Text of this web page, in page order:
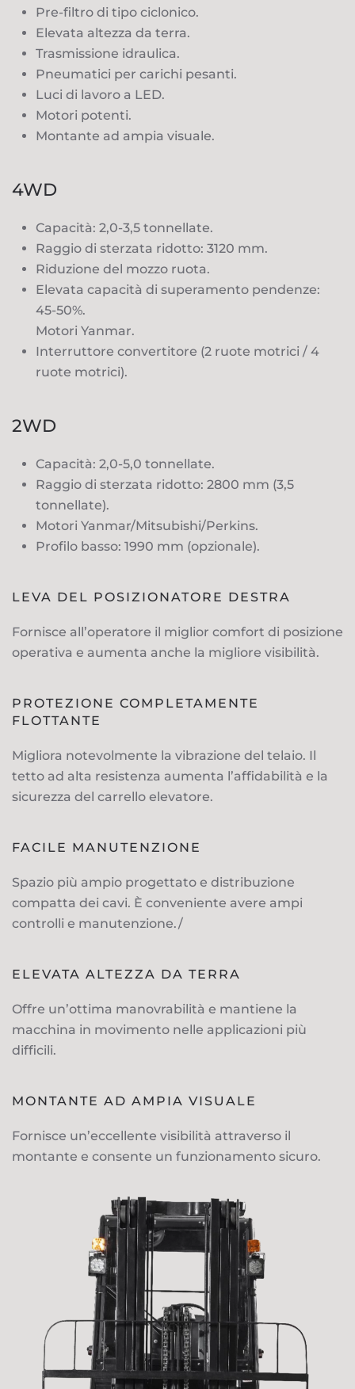
Pre-filtro di tipo ciclonico.
Elevata altezza da terra.
Trasmissione idraulica.
Pneumatici per carichi pesanti.
Luci di lavoro a LED.
Motori potenti.
Montante ad ampia visuale.
4WD
Capacità: 2,0-3,5 tonnellate.
Raggio di sterzata ridotto: 3120 mm.
Riduzione del mozzo ruota.
Elevata capacità di superamento pendenze:
45-50%.
Motori Yanmar.
Interruttore convertitore (2 ruote motrici / 4
ruote motrici).
2WD
Capacità: 2,0-5,0 tonnellate.
Raggio di sterzata ridotto: 2800 mm (3,5
tonnellate).
Motori Yanmar/Mitsubishi/Perkins.
Profilo basso: 1990 mm (opzionale).
LEVA DEL POSIZIONATORE DESTRA
Fornisce all’operatore il miglior comfort di posizione
operativa e aumenta anche la migliore visibilità.
PROTEZIONE COMPLETAMENTE
FLOTTANTE
Migliora notevolmente la vibrazione del telaio. Il
tetto ad alta resistenza aumenta l’affidabilità e la
sicurezza del carrello elevatore.
FACILE MANUTENZIONE
Spazio più ampio progettato e distribuzione
compatta dei cavi. È conveniente avere ampi
controlli e manutenzione./
ELEVATA ALTEZZA DA TERRA
Offre un’ottima manovrabilità e mantiene la
macchina in movimento nelle applicazioni più
difficili.
MONTANTE AD AMPIA VISUALE
Fornisce un’eccellente visibilità attraverso il
montante e consente un funzionamento sicuro.
APRI